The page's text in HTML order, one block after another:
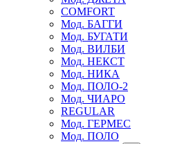
COMFORT
Мод. БАГГИ
Мод. БУГАТИ
Мод. ВИЛБИ
Мод. НЕКСТ
Мод. НИКА
Мод. ПОЛО-2
Мод. ЧИАРО
REGULAR
Мод. ГЕРМЕС
Мод. ПОЛО